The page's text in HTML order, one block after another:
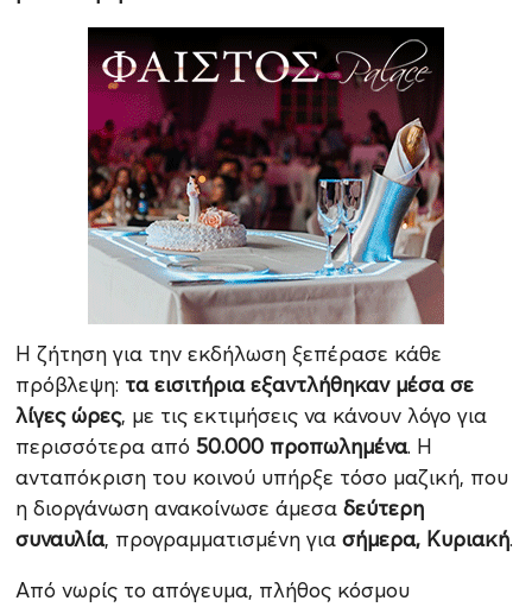
Η ζήτηση για την εκδήλωση ξεπέρασε κάθε
πρόβλεψη: τα εισιτήρια εξαντλήθηκαν μέσα σε
λίγες ώρες, με τις εκτιμήσεις να κάνουν λόγο για
περισσότερα από 50.000 προπωλημένα. Η
ανταπόκριση του κοινού υπήρξε τόσο μαζική, που
η διοργάνωση ανακοίνωσε άμεσα δεύτερη
συναυλία, προγραμματισμένη για σήμερα, Κυριακή.
Από νωρίς το απόγευμα, πλήθος κόσμου